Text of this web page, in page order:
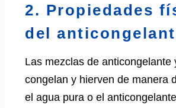
2. Propiedades
del
Las mezclas de anticongelante
congelan y hierven de manera
el agua pura o el